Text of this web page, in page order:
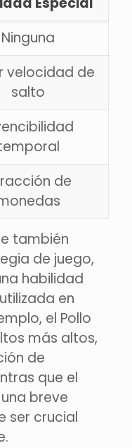
Ninguna
velocidad de
salto
de
también
de juego,
habilidad
en
el Pollo
más altos,
de
que el
breve
ser crucial